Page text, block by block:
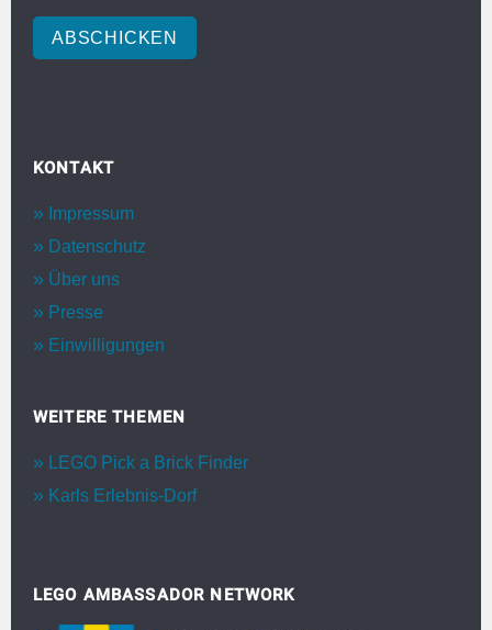
ABSCHICKEN
KONTAKT
Impressum
Datenschutz
Über uns
Presse
Einwilligungen
WEITERE THEMEN
LEGO Pick a Brick Finder
Karls Erlebnis-Dorf
LEGO AMBASSADOR NETWORK